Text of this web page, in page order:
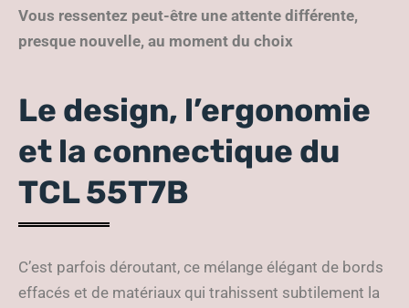
Vous ressentez peut-être une attente différente,
presque nouvelle, au moment du choix
Le design, l’ergonomie
et la connectique du
TCL 55T7B
C’est parfois déroutant, ce mélange élégant de bords
effacés et de matériaux qui trahissent subtilement la